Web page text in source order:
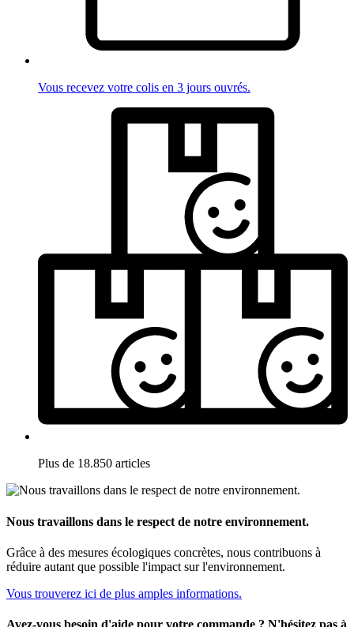
Vous recevez votre colis en 3 jours ouvrés.
Plus de 18.850 articles
Nous travaillons dans le respect de notre environnement.
Grâce à des mesures écologiques concrètes, nous contribuons à
réduire autant que possible l'impact sur l'environnement.
Vous trouverez ici de plus amples informations.